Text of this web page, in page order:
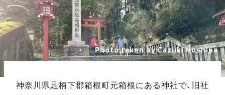
Photo taken by Cazuki Hoshina
神奈川県足柄下郡箱根町元箱根にある神社で、旧社